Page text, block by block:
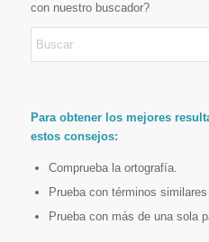
con nuestro buscador?
Para obtener los mejores
estos consejos:
Comprueba la ortografía.
Prueba con términos
Prueba con más de una sola